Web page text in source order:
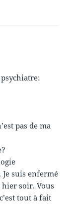
pas de ma
suis enfermé
soir. Vous
tout à fait